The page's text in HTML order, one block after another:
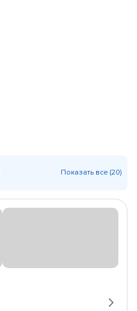
Показать все (20)